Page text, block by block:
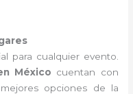
para cualquier evento.
México cuentan con
opciones de la